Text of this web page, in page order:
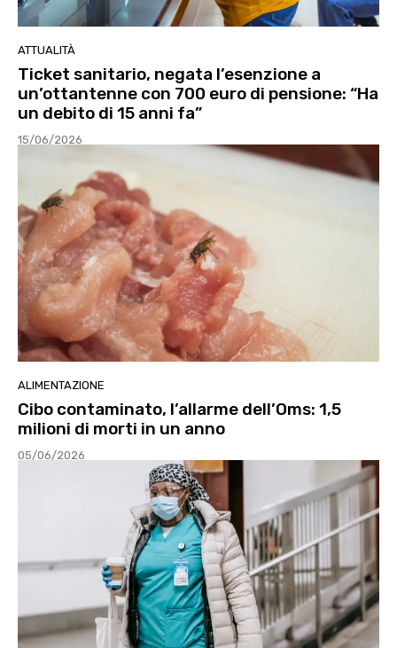
ATTUALITÀ
Ticket sanitario, negata l’esenzione a
un’ottantenne con 700 euro di pensione: “Ha
un debito di 15 anni fa”
15/06/2026
ALIMENTAZIONE
Cibo contaminato, l’allarme dell’Oms: 1,5
milioni di morti in un anno
05/06/2026